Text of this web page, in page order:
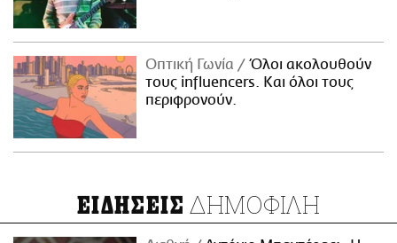
Οπτική Γωνία
Όλοι ακολουθούν
τους influencers. Και όλοι τους
περιφρονούν.
ΕΙΔΗΣΕΙΣ ΔΗΜΟΦΙΛΗ